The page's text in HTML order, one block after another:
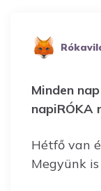
Posted
Minden
napiRÓKA
Hétfő van
Megyünk